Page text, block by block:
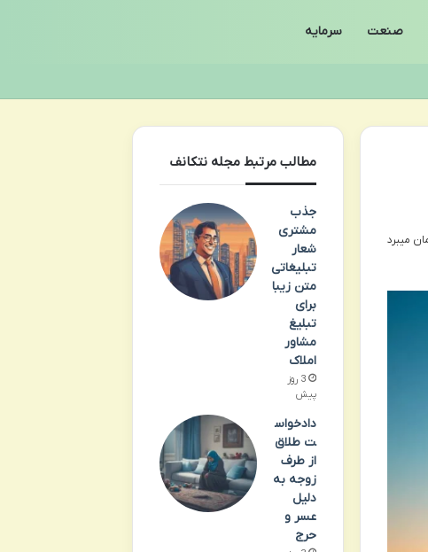
صنعت سرمایه
مطالب مرتبط مجله نتکانف
جذب
مشتری
شعار
تبلیغاتی
متن زیبا
برای
تبلیغ
مشاور
املاک
3 روز
پیش
دادخواس
ت طلاق
از طرف
زوجه به
دلیل
عسر و
حرج